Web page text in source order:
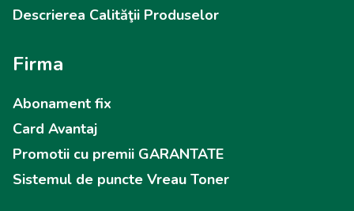
Descrierea Calităţii Produselor
Firma
Abonament fix
Card Avantaj
Promotii cu premii GARANTATE
Sistemul de puncte Vreau Toner